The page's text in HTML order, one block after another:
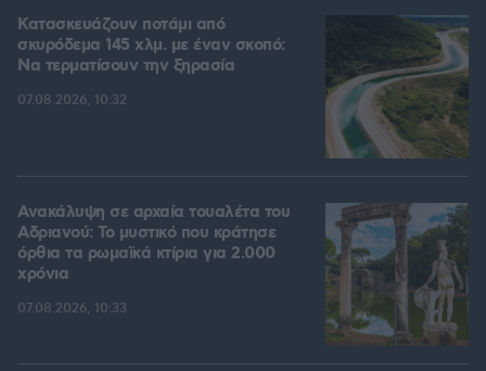
Κατασκευάζουν ποτάμι από
σκυρόδεμα 145 χλμ. με έναν σκοπό:
Να τερματίσουν την ξηρασία
07.08.2026, 10:32
Ανακάλυψη σε αρχαία τουαλέτα του
Αδριανού: Το μυστικό που κράτησε
όρθια τα ρωμαϊκά κτίρια για 2.000
χρόνια
07.08.2026, 10:33